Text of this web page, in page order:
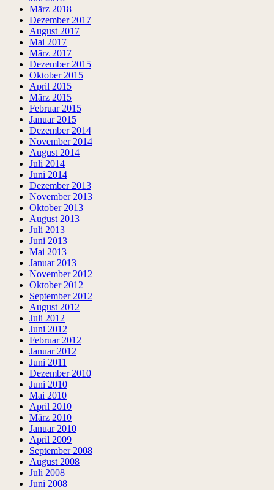
März 2018
Dezember 2017
August 2017
Mai 2017
März 2017
Dezember 2015
Oktober 2015
April 2015
März 2015
Februar 2015
Januar 2015
Dezember 2014
November 2014
August 2014
Juli 2014
Juni 2014
Dezember 2013
November 2013
Oktober 2013
August 2013
Juli 2013
Juni 2013
Mai 2013
Januar 2013
November 2012
Oktober 2012
September 2012
August 2012
Juli 2012
Juni 2012
Februar 2012
Januar 2012
Juni 2011
Dezember 2010
Juni 2010
Mai 2010
April 2010
März 2010
Januar 2010
April 2009
September 2008
August 2008
Juli 2008
Juni 2008